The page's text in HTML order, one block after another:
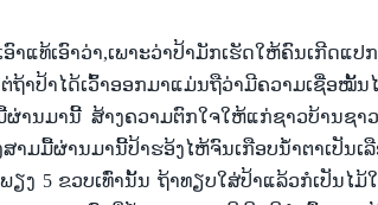
ອົາແທ້ເອົາວ່າ,ເພາະວ່າປ້າມັກເຮັດໃຫ້ຄົນເກີດແປກ
ຖ້າປ້າໄດ້ເວົ້າອອກມາແມ່ນຖືວ່າມີຄວາມເຊື່ອໝັ້ນ
ຜ່ານມານີ້ ສ້າງຄວາມຕົກໃຈໃຫ້ແກ່ຊາວບ້ານຊາວ
ສາມມື້ຜ່ານມານີ້ປ້າຮອ້ງໄຫ້ຈົນເກືອບນ້ຳຕາເປັນເ
ພຽງ 5 ຂວບເທົ່ານັ້ນ ຖ້າທຽບໃສ່ປ້າແລ້ວກໍເປັນໄມ້